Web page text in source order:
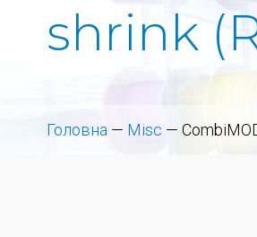
shrink
Головна — Misc —